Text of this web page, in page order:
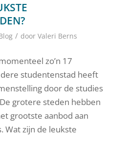
/ door Valeri Berns
zo’n 17
studentenstad heeft
door de studies
grotere steden hebben
grootste aanbod aan
Wat zijn de leukste